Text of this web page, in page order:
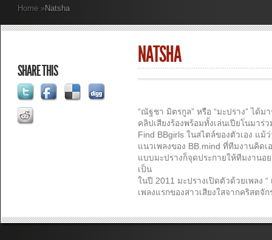
Home »Natsha
SHARE THIS
NATSHA
“ณัฐชา มิตรกูล” หรือ “มะปราง” ได้ม
คลิปเสียงร้องพร้อมทั้งเล่นเปียโนมาร่
Find BBgirls ในสไตล์ของตัวเอง แม้
แนวเพลงของ BB.mind ที่ทีมงานคิด
แบบมะปรางก็จุดประกายให้ทีมงานอ
เป็น
ในปี 2011 มะปรางเปิดตัวด้วยเพลง
เพลงแรกของสาวเสียงใสจากคริสตจั